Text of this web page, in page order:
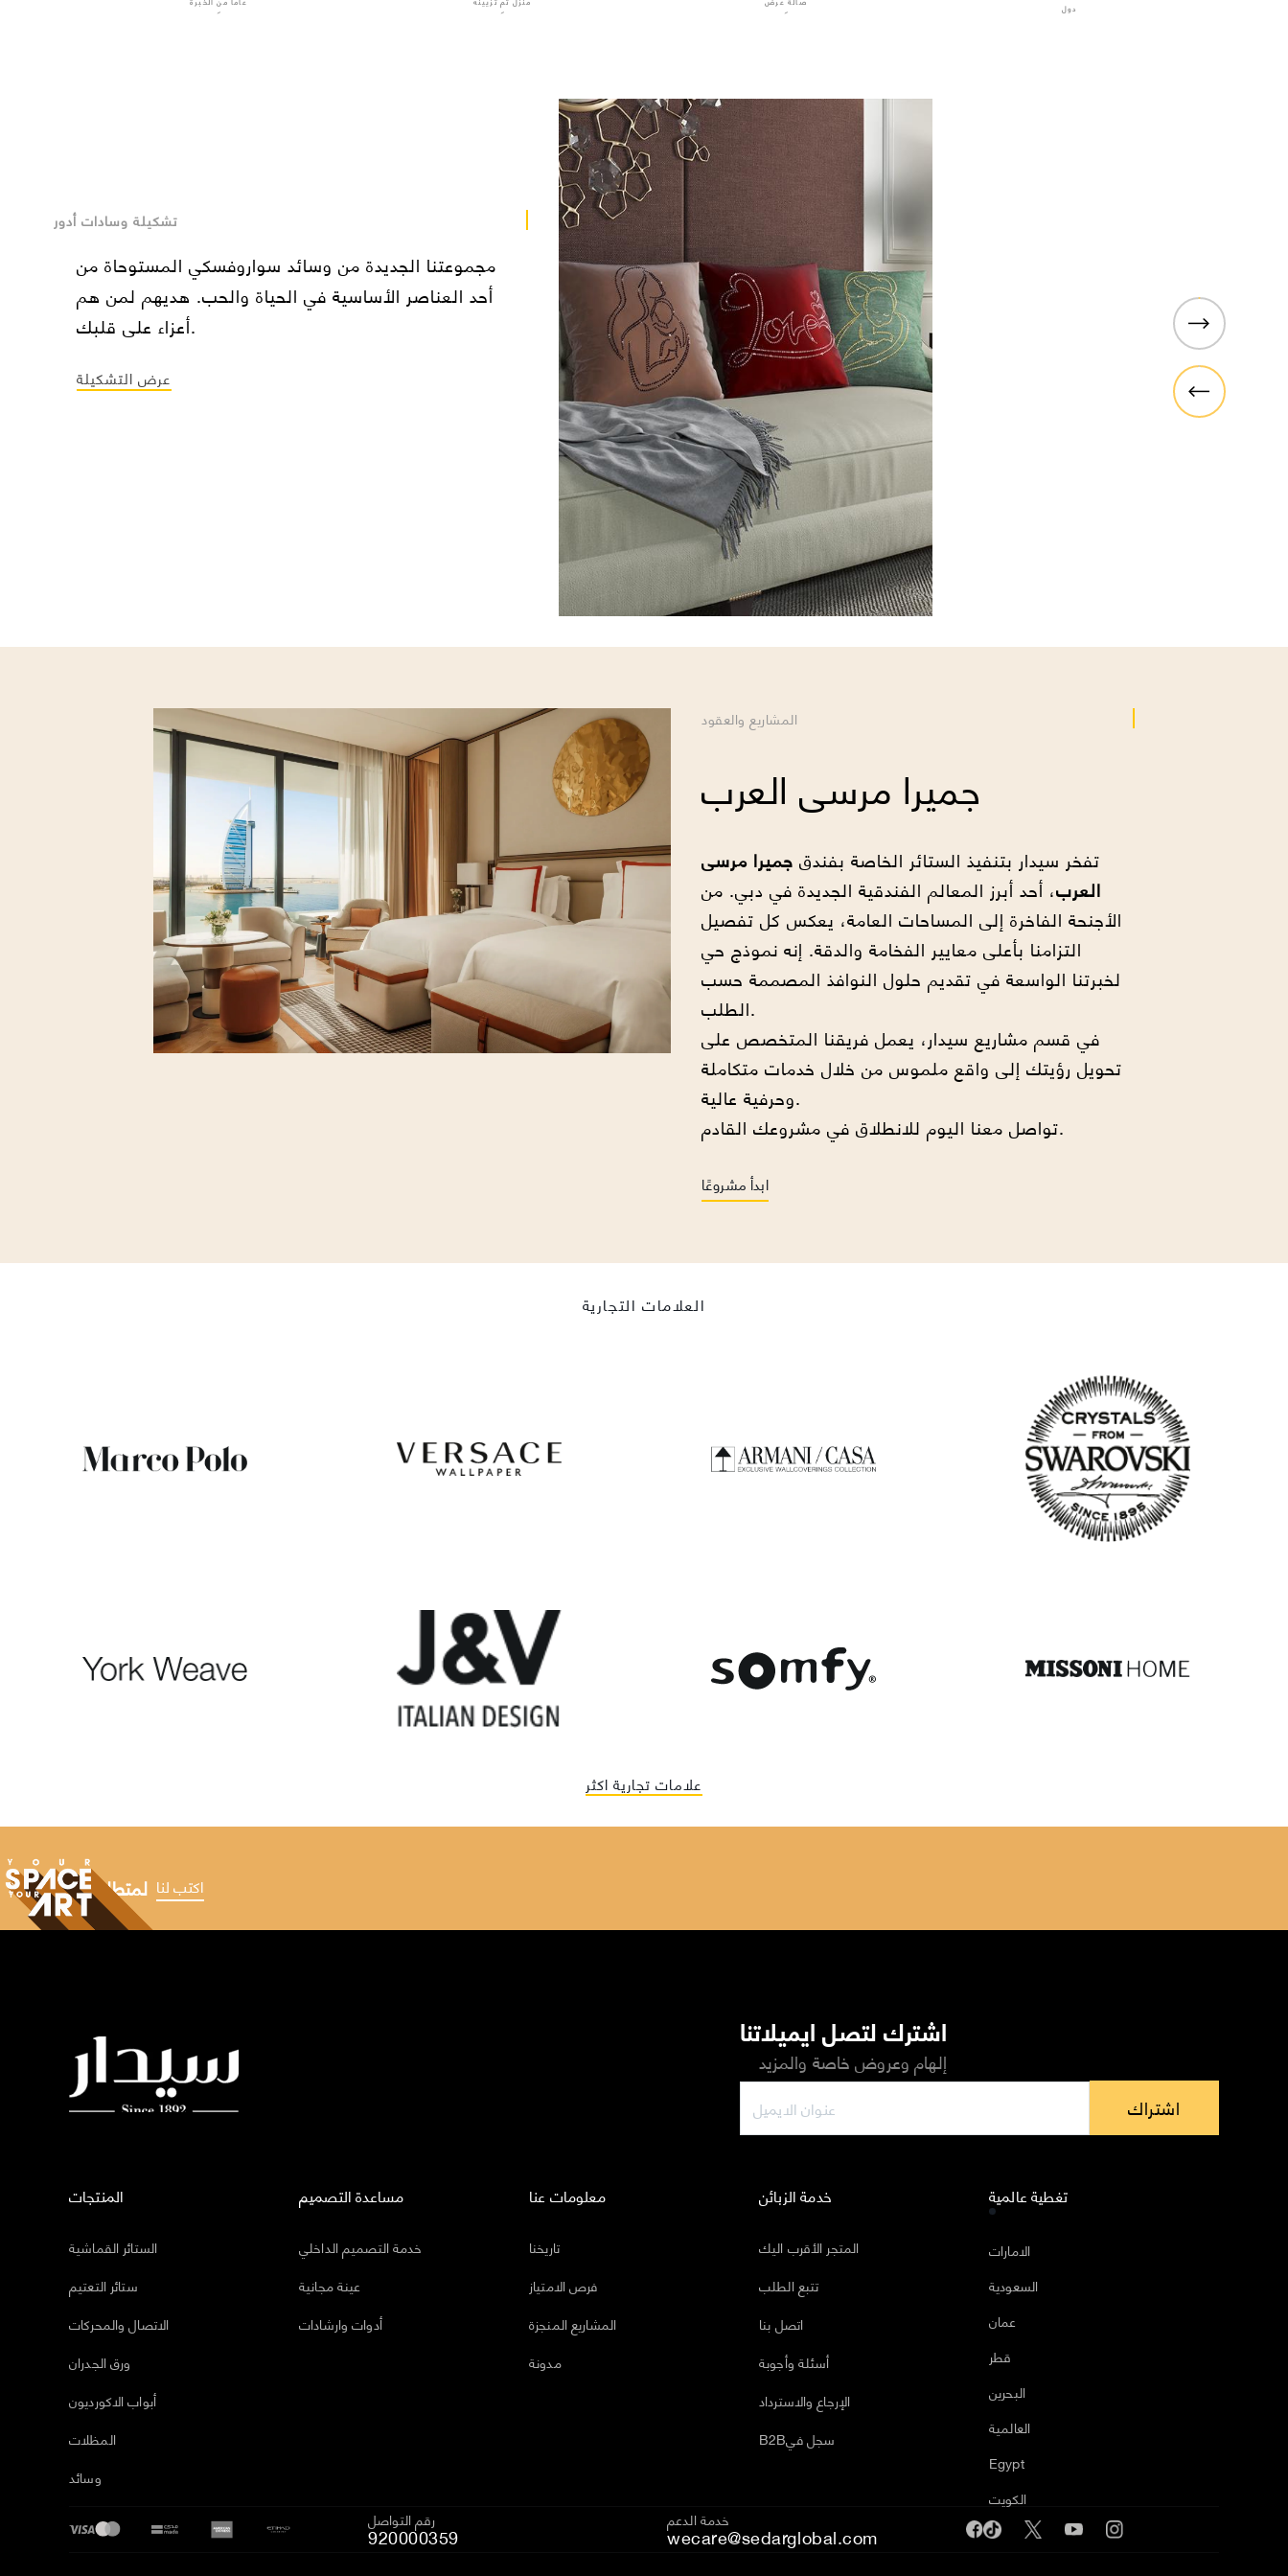
دول
تشكيلة وسادات أدور
مجموعتنا الجديدة من وسائد سواروفسكي المستوحاة من
أحد العناصر الأساسية في الحياة والحب. هديهم لمن هم
أعزاء على قلبك.
عرض التشكيلة
مجموعة ألمت
اختر من بين الأعمال الأيقونية في مجموعة "المت"،
والتي تتاح لك الفرصة لتخصيصها بما يتناسب مع
أسلوبك الشخصي. سواء كنت تبحث عن السحر الكلاسيكي
لفن عصر النهضة أو الجرأة في لمسات الفن الحديث، فإن
مجموعتنا تُقدِّم شيئًا يناسب كل ذوق!
عرض التشكيلة
من الأساليب الفريدة التي يمكن
من المطاعم والمقاهي
نوم ومساحات معيشة. سواء كنت
أو الفني أو التاريخي ، فقد
قمنا بتلبية جميع الأذواق
المشاريع والعقود
جميرا مرسى العرب
تفخر سيدار بتنفيذ الستائر الخاصة بفندق جميرا مرسى
العرب، أحد أبرز المعالم الفندقية الجديدة في دبي. من
الأجنحة الفاخرة إلى المساحات العامة، يعكس كل تفصيل
التزامنا بأعلى معايير الفخامة والدقة. إنه نموذج حي
لخبرتنا الواسعة في تقديم حلول النوافذ المصممة حسب
الطلب.
في قسم مشاريع سيدار، يعمل فريقنا المتخصص على
تحويل رؤيتك إلى واقع ملموس من خلال خدمات متكاملة
وحرفية عالية.
تواصل معنا اليوم للانطلاق في مشروعك القادم.
ابدأ مشروعًا
العلامات التجارية
علامات تجارية اكثر
لمتطلباتك الملهمة اكتب لنا
اشترك لتصل ايميلاتنا
إلهام وعروض خاصة والمزيد
اشتراك
المنتجات
الستائر القماشية
ستائر التعتيم
الاتصال والمحركات
ورق الجدران
أبواب الاكورديون
المظلات
وسائد
مساعدة التصميم
خدمة التصميم الداخلي
عينة مجانية
أدوات وارشادات
معلومات عنا
تاريخنا
فرص الامتياز
المشاريع المنجزة
مدونة
خدمة الزبائن
المتجر الأقرب اليك
تتبع الطلب
اتصل بنا
أسئلة وأجوبة
الإرجاع والاسترداد
B2Bسجل في
تغطية عالمية
الامارات
السعودية
عمان
قطر
البحرين
العالمية
Egypt
الكويت
رقم التواصل
920000359
خدمة الدعم
wecare@sedarglobal.com